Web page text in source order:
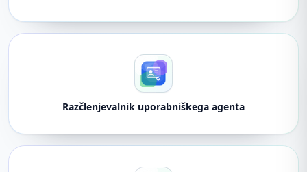
Razčlenjevalnik uporabniškega agenta